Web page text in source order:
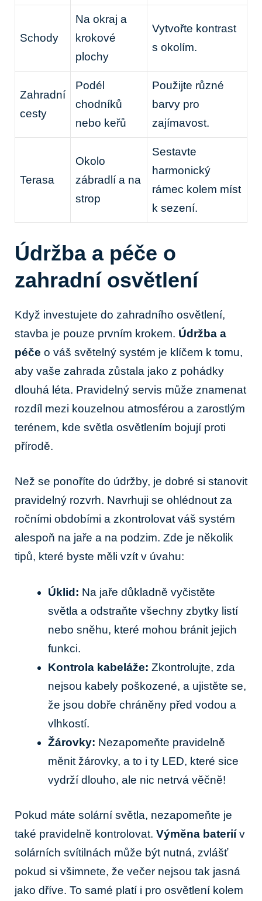
Schody
Na okraj a
krokové
plochy
Vytvořte kontrast
s okolím.
Zahradní
cesty
Podél
chodníků
nebo keřů
Použijte různé
barvy pro
zajímavost.
Terasa
Okolo
zábradlí a na
strop
Sestavte
harmonický
rámec kolem míst
k sezení.
Údržba a péče o
zahradní osvětlení
Když investujete do zahradního osvětlení,
stavba je pouze prvním krokem. Údržba a
péče o váš světelný systém je klíčem k tomu,
aby vaše zahrada zůstala jako z pohádky
dlouhá léta. Pravidelný servis může znamenat
rozdíl mezi kouzelnou atmosférou a zarostlým
terénem, kde světla osvětlením bojují proti
přírodě.
Než se ponoříte do údržby, je dobré si stanovit
pravidelný rozvrh. Navrhuji se ohlédnout za
ročními obdobími a zkontrolovat váš systém
alespoň na jaře a na podzim. Zde je několik
tipů, které byste měli vzít v úvahu:
Úklid: Na jaře důkladně vyčistěte
světla a odstraňte všechny zbytky listí
nebo sněhu, které mohou bránit jejich
funkci.
Kontrola kabeláže: Zkontrolujte, zda
nejsou kabely poškozené, a ujistěte se,
že jsou dobře chráněny před vodou a
vlhkostí.
Žárovky: Nezapomeňte pravidelně
měnit žárovky, a to i ty LED, které sice
vydrží dlouho, ale nic netrvá věčně!
Pokud máte solární světla, nezapomeňte je
také pravidelně kontrolovat. Výměna bateriív
solárních svítilnách může být nutná, zvlášť
pokud si všimnete, že večer nejsou tak jasná
jako dříve. To samé platí i pro osvětlení kolem